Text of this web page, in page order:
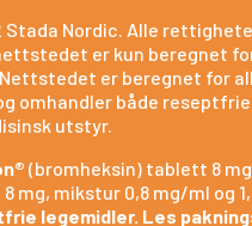
Stada Nordic. Alle
er kun beregnet
er beregnet for
omhandler både
utstyr.
(bromheksin) tablett 8
mg, mikstur 0,8 mg/ml og
legemidler. Les